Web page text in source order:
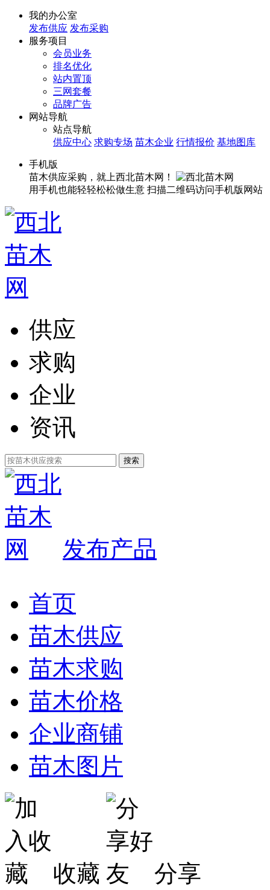
我的办公室
发布供应 发布采购
服务项目
会员业务
排名优化
站内置顶
三网套餐
品牌广告
网站导航
站点导航
供应中心 求购专场 苗木企业 行情报价 基地图库
手机版
苗木供应采购，就上西北苗木网！
用手机也能轻轻松松做生意 扫描二维码访问手机版网站
供应
求购
企业
资讯
发布产品
首页
苗木供应
苗木求购
苗木价格
企业商铺
苗木图片
收藏 分享